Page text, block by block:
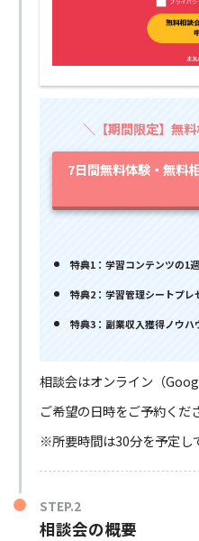
＼【期間限定】無
7日間無料体験・無料
特典1：学習コンテンツの1
特典2：学習管理シートプレ
特典3：副業収入獲得ノウハ
相談会はオンライン（
ご希望の日時をご予約くだ
※所要時間は30分を予定し
STEP.2
相談会の概要